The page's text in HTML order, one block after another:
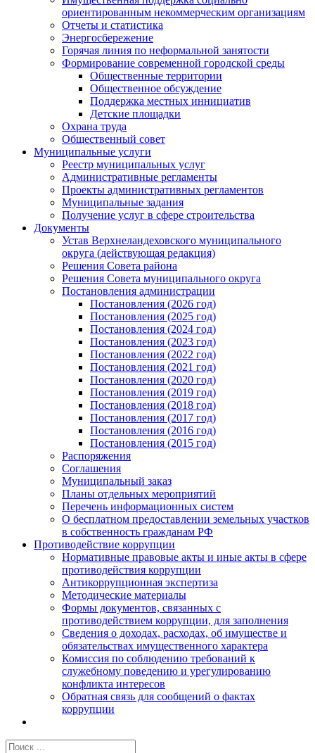
ориентированным некоммерческим организациям
Отчеты и статистика
Энергосбережение
Горячая линия по неформальной занятости
Формирование современной городской среды
Общественные территории
Общественное обсуждение
Поддержка местных иннициатив
Детские площадки
Охрана труда
Общественный совет
Муниципальные услуги
Реестр муниципальных услуг
Административные регламенты
Проекты административных регламентов
Муниципальные задания
Получение услуг в сфере строительства
Документы
Устав Верхнеландеховского муниципального
округа (действующая редакция)
Решения Совета района
Решения Совета муниципального округа
Постановления администрации
Постановления (2026 год)
Постановления (2025 год)
Постановления (2024 год)
Постановления (2023 год)
Постановления (2022 год)
Постановления (2021 год)
Постановления (2020 год)
Постановления (2019 год)
Постановления (2018 год)
Постановления (2017 год)
Постановления (2016 год)
Постановления (2015 год)
Распоряжения
Соглашения
Муниципальный заказ
Планы отдельных мероприятий
Перечень информационных систем
О бесплатном предоставлении земельных участков
в собственность гражданам РФ
Противодействие коррупции
Нормативные правовые акты и иные акты в сфере
противодействия коррупции
Антикоррупционная экспертиза
Методические материалы
Формы документов, связанных с
противодействием коррупции, для заполнения
Сведения о доходах, расходах, об имуществе и
обязательствах имущественного характера
Комиссия по соблюдению требований к
служебному поведению и урегулированию
конфликта интересов
Обратная связь для сообщений о фактах
коррупции
Результат